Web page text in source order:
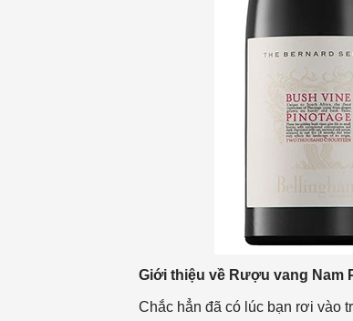
Giới thiệu về Rượu vang Nam
Chắc hẳn đã có lúc bạn rơi vào